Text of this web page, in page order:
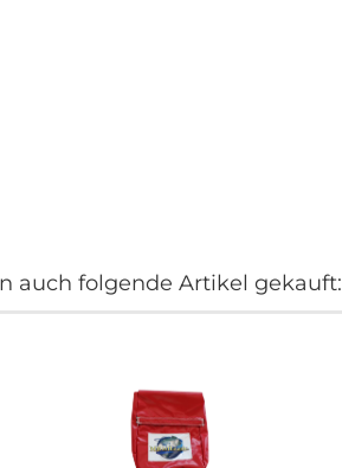
auch folgende Artikel gekauft: